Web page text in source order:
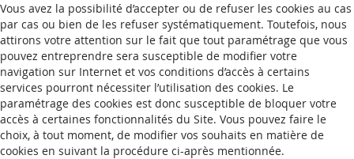
Vous avez la possibilité d’accepter ou de refuser les cookies au cas
par cas ou bien de les refuser systématiquement. Toutefois, nous
attirons votre attention sur le fait que tout paramétrage que vous
pouvez entreprendre sera susceptible de modifier votre
navigation sur Internet et vos conditions d’accès à certains
services pourront nécessiter l’utilisation des cookies. Le
paramétrage des cookies est donc susceptible de bloquer votre
accès à certaines fonctionnalités du Site. Vous pouvez faire le
choix, à tout moment, de modifier vos souhaits en matière de
cookies en suivant la procédure ci-après mentionnée.